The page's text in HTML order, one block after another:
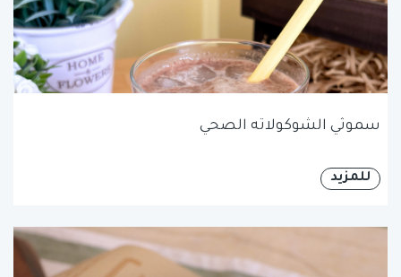
سموثي الشوكولاته الصحي
للمزيد